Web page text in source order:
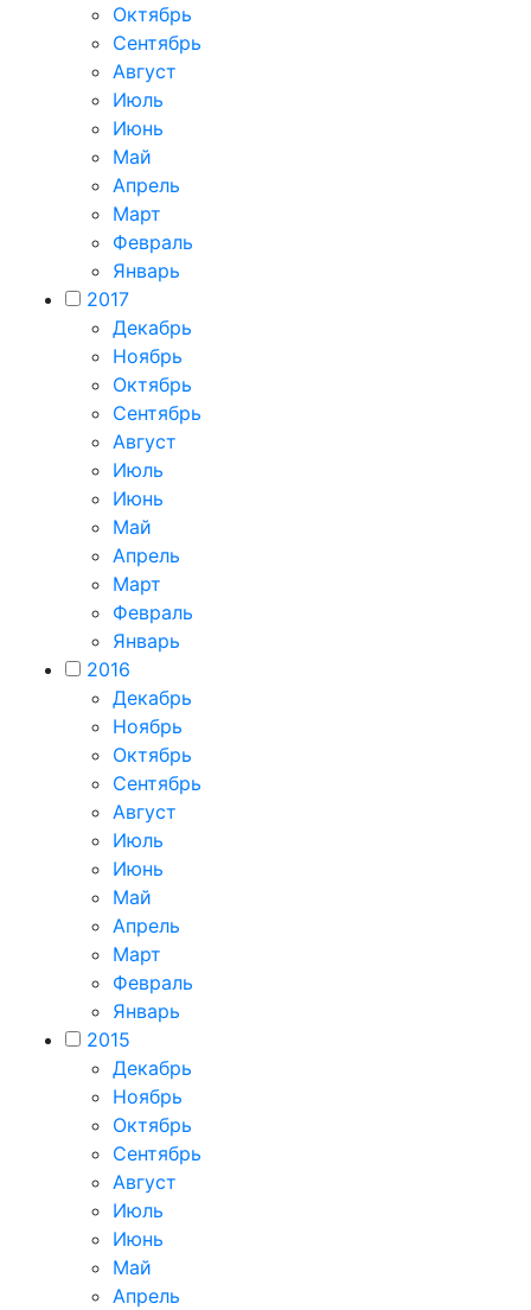
Октябрь
Сентябрь
Август
Июль
Июнь
Май
Апрель
Март
Февраль
Январь
2017
Декабрь
Ноябрь
Октябрь
Сентябрь
Август
Июль
Июнь
Май
Апрель
Март
Февраль
Январь
2016
Декабрь
Ноябрь
Октябрь
Сентябрь
Август
Июль
Июнь
Май
Апрель
Март
Февраль
Январь
2015
Декабрь
Ноябрь
Октябрь
Сентябрь
Август
Июль
Июнь
Май
Апрель